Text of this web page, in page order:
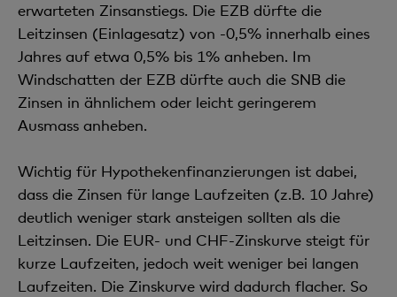
erwarteten Zinsanstiegs. Die EZB dürfte die
Leitzinsen (Einlagesatz) von -0,5% innerhalb eines
Jahres auf etwa 0,5% bis 1% anheben. Im
Windschatten der EZB dürfte auch die SNB die
Zinsen in ähnlichem oder leicht geringerem
Ausmass anheben.
Wichtig für Hypothekenfinanzierungen ist dabei,
dass die Zinsen für lange Laufzeiten (z.B. 10 Jahre)
deutlich weniger stark ansteigen sollten als die
Leitzinsen. Die EUR- und CHF-Zinskurve steigt für
kurze Laufzeiten, jedoch weit weniger bei langen
Laufzeiten. Die Zinskurve wird dadurch flacher. So